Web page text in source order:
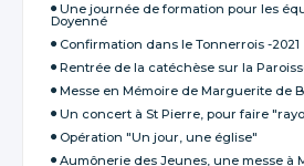
Une journée de formation pour les
Doyenné
Confirmation dans le Tonnerrois -2021
Rentrée de la catéchèse sur la
Messe en Mémoire de Marguerite de
Un concert à St Pierre, pour faire
Opération "Un jour, une église"
Aumônerie des Jeunes, une messe à